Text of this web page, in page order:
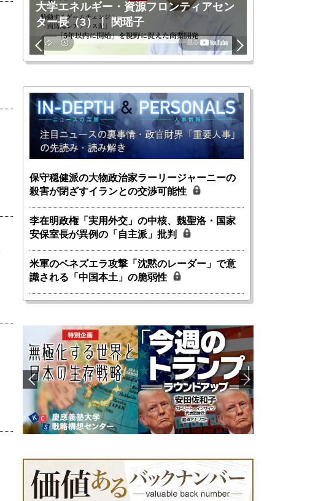
大学エネルギー・資源フロンティアセン
ター長（3）｜ 関瑶子
保守穏健派の大物政治家ラーリージャーニーの
殺害が閉ざすイランとの交渉可能性
李在明政権「実用外交」の中核、魏聖洛・国家
安保室長が異例の「自主派」批判
米軍のベネズエラ攻撃「沈黙のレーダー」で意
識される「中国本土」の脆弱性